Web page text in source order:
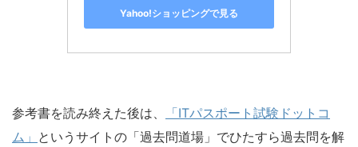
Yahoo!ショッピングで見る
参考書を読み終えた後は、
「ITパスポート試験ドットコ
ム」 というサイトの「過去問道場」でひたすら過去問を解